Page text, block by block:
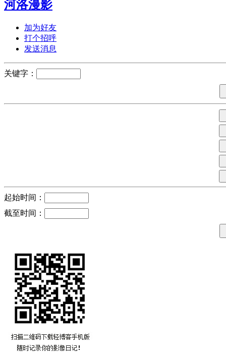
河洛漫影
加为好友
打个招呼
发送消息
关键字：
起始时间：
截至时间：